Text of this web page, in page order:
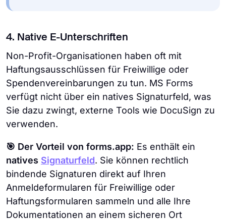
4. Native E-Unterschriften
Non-Profit-Organisationen haben oft mit
Haftungsausschlüssen für Freiwillige oder
Spendenvereinbarungen zu tun. MS Forms
verfügt nicht über ein natives Signaturfeld, was
Sie dazu zwingt, externe Tools wie DocuSign zu
verwenden.
🎯 Der Vorteil von forms.app: Es enthält ein
natives Signaturfeld. Sie können rechtlich
bindende Signaturen direkt auf Ihren
Anmeldeformularen für Freiwillige oder
Haftungsformularen sammeln und alle Ihre
Dokumentationen an einem sicheren Ort